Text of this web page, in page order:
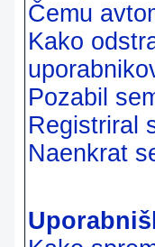
Čemu
Kako
Pozabil
Registriral
Naenkrat